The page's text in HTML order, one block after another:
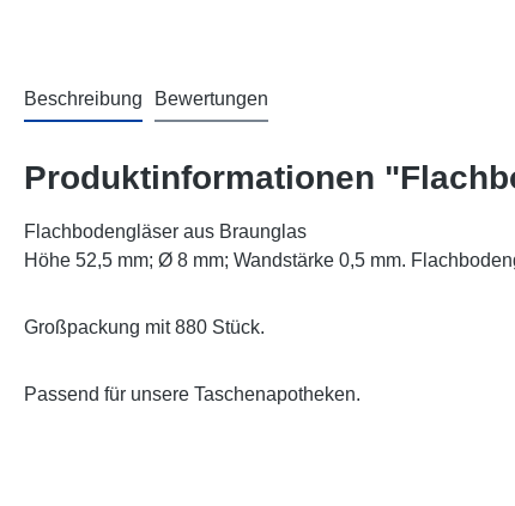
Beschreibung Bewertungen
Produktinformationen
Flachbodengläser aus Braunglas
Höhe 52,5 mm; Ø 8 mm; Wandstärke 0,5 mm.
Großpackung mit 880 Stück.
Passend für unsere Taschenapotheken.